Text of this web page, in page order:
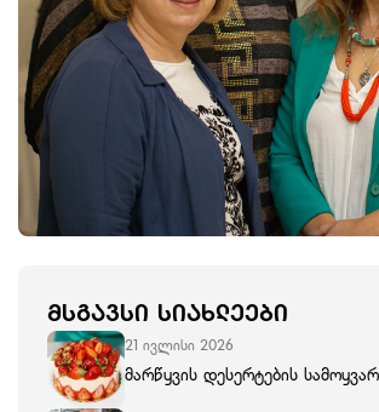
ᲛᲡᲒᲐᲕᲡᲘ ᲡᲘᲐᲮᲚᲔᲔᲑᲘ
21 ივლისი 2026
მარწყვის დესერტების